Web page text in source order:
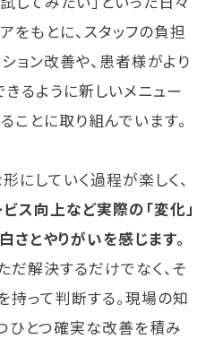
をもとに、スタッフの負担
ョン改善や、患者様がより
きるように新しいメニュー
ことに取り組んでいます。
にしていく過程が楽しく、
ス向上など実際の「変化」
さとやりがいを感じます。
だ解決するだけでなく、そ
持って判断する。現場の知
ひとつ確実な改善を積み